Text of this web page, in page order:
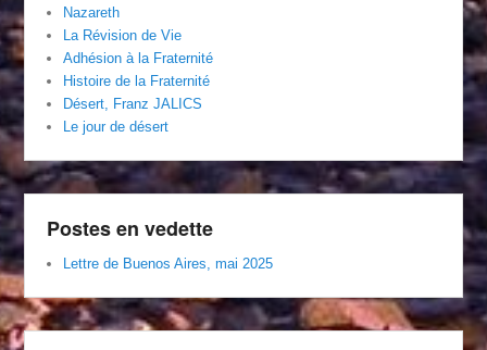
Nazareth
La Révision de Vie
Adhésion à la Fraternité
Histoire de la Fraternité
Désert, Franz JALICS
Le jour de désert
Postes en vedette
Lettre de Buenos Aires, mai 2025